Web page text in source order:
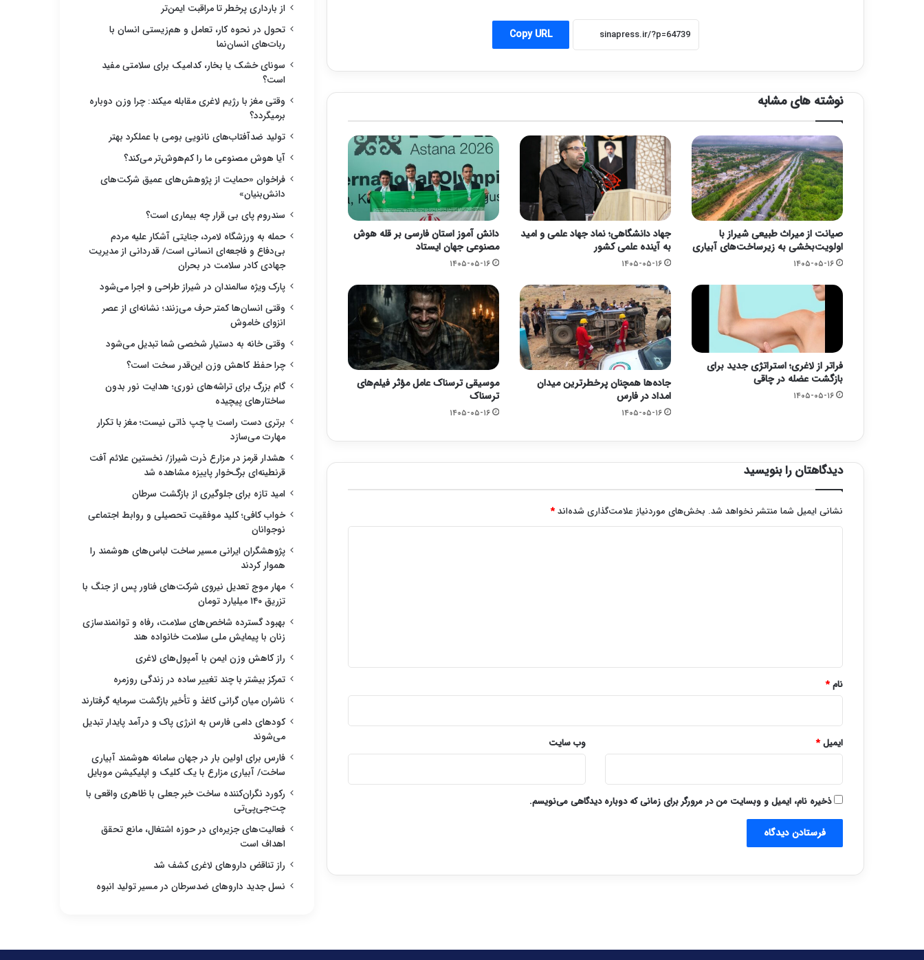
Copy URL
نوشته های مشابه
صیانت از میراث طبیعی شیراز با
اولویت‌بخشی به زیرساخت‌های آبیاری
۱۴۰۵-۰۵-۱۶
جهاد دانشگاهی؛ نماد جهاد علمی و امید
به آینده علمی کشور
۱۴۰۵-۰۵-۱۶
دانش آموز استان فارسی بر قله هوش
مصنوعی جهان ایستاد
۱۴۰۵-۰۵-۱۶
فراتر از لاغری؛ استراتژی جدید برای
بازگشت عضله در چاقی
۱۴۰۵-۰۵-۱۶
جاده‌ها همچنان پرخطرترین میدان
امداد در فارس
۱۴۰۵-۰۵-۱۶
موسیقی ترسناک عامل مؤثر فیلم‌های
ترسناک
۱۴۰۵-۰۵-۱۶
دیدگاهتان را بنویسید
نشانی ایمیل شما منتشر نخواهد شد. بخش‌های موردنیاز علامت‌گذاری شده‌اند*
نام*
ایمیل* وب‌ سایت
ذخیره نام، ایمیل و وبسایت من در مرورگر برای زمانی که دوباره دیدگاهی می‌نویسم.
از بارداری پرخطر تا مراقبت ایمن‌تر
تحول در نحوه کار، تعامل و هم‌زیستی انسان با
ربات‌های انسان‌نما
سونای خشک یا بخار، کدامیک برای سلامتی مفید
است؟
وقتی مغز با رژیم لاغری مقابله میکند: چرا وزن دوباره
برمیگردد؟
تولید ضدآفتاب‌های نانویی بومی با عملکرد بهتر
آیا هوش مصنوعی ما را کم‌هوش‌تر می‌کند؟
فراخوان «حمایت از پژوهش‌های عمیق شرکت‌های
دانش‌بنیان»
سندروم پای بی قرار چه بیماری است؟
حمله به ورزشگاه لامرد، جنایتی آشکار علیه مردم
بی‌دفاع و فاجعه‌ای انسانی است/ قدردانی از مدیریت
جهادی کادر سلامت در بحران
پارک ویژه سالمندان در شیراز طراحی و اجرا می‌شود
وقتی انسان‌ها کمتر حرف می‌زنند؛ نشانه‌ای از عصر
انزوای خاموش
وقتی خانه به دستیار شخصی شما تبدیل می‌شود
چرا حفظ کاهش وزن این‌قدر سخت است؟
گام بزرگ برای تراشه‌های نوری؛ هدایت نور بدون
ساختارهای پیچیده
برتری دست راست یا چپ ذاتی نیست؛ مغز با تکرار
مهارت می‌سازد
هشدار قرمز در مزارع ذرت شیراز/ نخستین علائم آفت
قرنطینه‌ای برگ‌خوار پاییزه مشاهده شد
امید تازه برای جلوگیری از بازگشت سرطان
خواب کافی؛ کلید موفقیت تحصیلی و روابط اجتماعی
نوجوانان
پژوهشگران ایرانی مسیر ساخت لباس‌های هوشمند را
هموار کردند
مهار موج تعدیل نیروی شرکت‌های فناور پس از جنگ با
تزریق ۱۴۰ میلیارد تومان
بهبود گسترده شاخص‌های سلامت، رفاه و توانمندسازی
زنان با پیمایش ملی سلامت خانواده هند
راز کاهش وزن ایمن با آمپول‌های لاغری
تمرکز بیشتر با چند تغییر ساده در زندگی روزمره
ناشران میان گرانی کاغذ و تأخیر بازگشت سرمایه گرفتارند
کودهای دامی فارس به انرژی پاک و درآمد پایدار تبدیل
می‌شوند
فارس برای اولین بار در جهان سامانه هوشمند آبیاری
ساخت/ آبیاری مزارع با یک کلیک و اپلیکیشن موبایل
رکورد نگران‌کننده ساخت خبر جعلی با ظاهری واقعی با
چت‌جی‌پی‌تی
فعالیت‌های جزیره‌ای در حوزه اشتغال، مانع تحقق
اهداف است
راز تناقض داروهای لاغری کشف شد
نسل جدید داروهای ضدسرطان در مسیر تولید انبوه